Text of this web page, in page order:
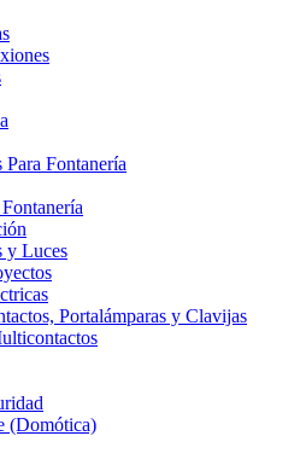
Fontanería
y Luces
Portalámparas y Clavijas
(Domótica)